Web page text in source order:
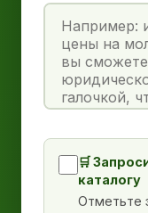
🛒
каталогу
Отметьте